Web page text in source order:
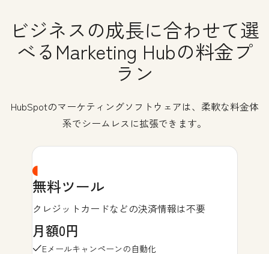
ビジネスの成長に合わせて選
べるMarketing Hubの料金プ
ラン
HubSpotのマーケティングソフトウェアは、柔軟な料金体
系でシームレスに拡張できます。
無料ツール
クレジットカードなどの決済情報は不要
月額0円
Eメールキャンペーンの自動化